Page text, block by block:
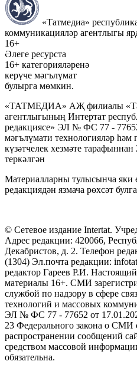
«Татмедиа»
коммуникацияләр агентлыгы
16+
Әлеге ресурста
16+ категорияләренә
керүче мәгълүмат
булырга мөмкин.
«ТАТМЕДИА» АҖ филиалы
агентлыгының Интертат
редакциясе» ЭЛ № ФС 77 -
мәгълүмати технологияләр
күзәтчелек хезмәте
теркәлгән
Материалларны тулысынча яки
редакциядән язмача рөхсәт
© Сетевое издание Intertat.
Адрес редакции: 420066,
Декабристов, д. 2. Телефон
(1304) Эл.почта редакции:
редактор Гареев Р.И.
материалы 16+. СМИ
службой по надзору в сфере
технологий и массовых
ЭЛ № ФС 77 - 77652 от
23 Федерального закона о СМИ
распространении сообщений
средством массовой
обязательна.